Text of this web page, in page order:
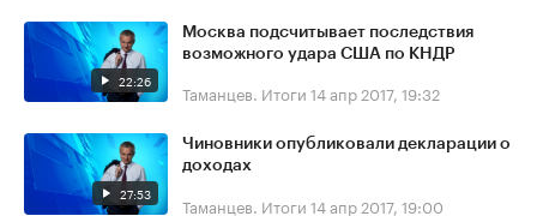
22:26
Москва подсчитывает последствия
возможного удара США по КНДР
Таманцев. Итоги 14 апр 2017, 19:32
27:53
Чиновники опубликовали декларации о
доходах
Таманцев. Итоги 14 апр 2017, 19:00